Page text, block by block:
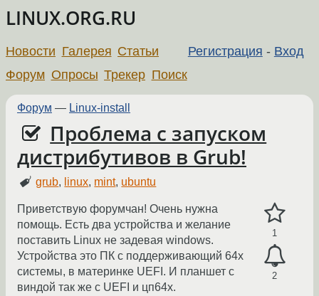
LINUX.ORG.RU
Регистрация - Вход
Новости Галерея Статьи
Форум Опросы Трекер Поиск
Форум — Linux-install
Проблема с запуском
дистрибутивов в Grub!
grub, linux, mint, ubuntu
1
2
Приветствую форумчан! Очень нужна
помощь. Есть два устройства и желание
поставить Linux не задевая windows.
Устройства это ПК с поддерживающий 64x
системы, в материнке UEFI. И планшет с
виндой так же с UEFI и цп64x.